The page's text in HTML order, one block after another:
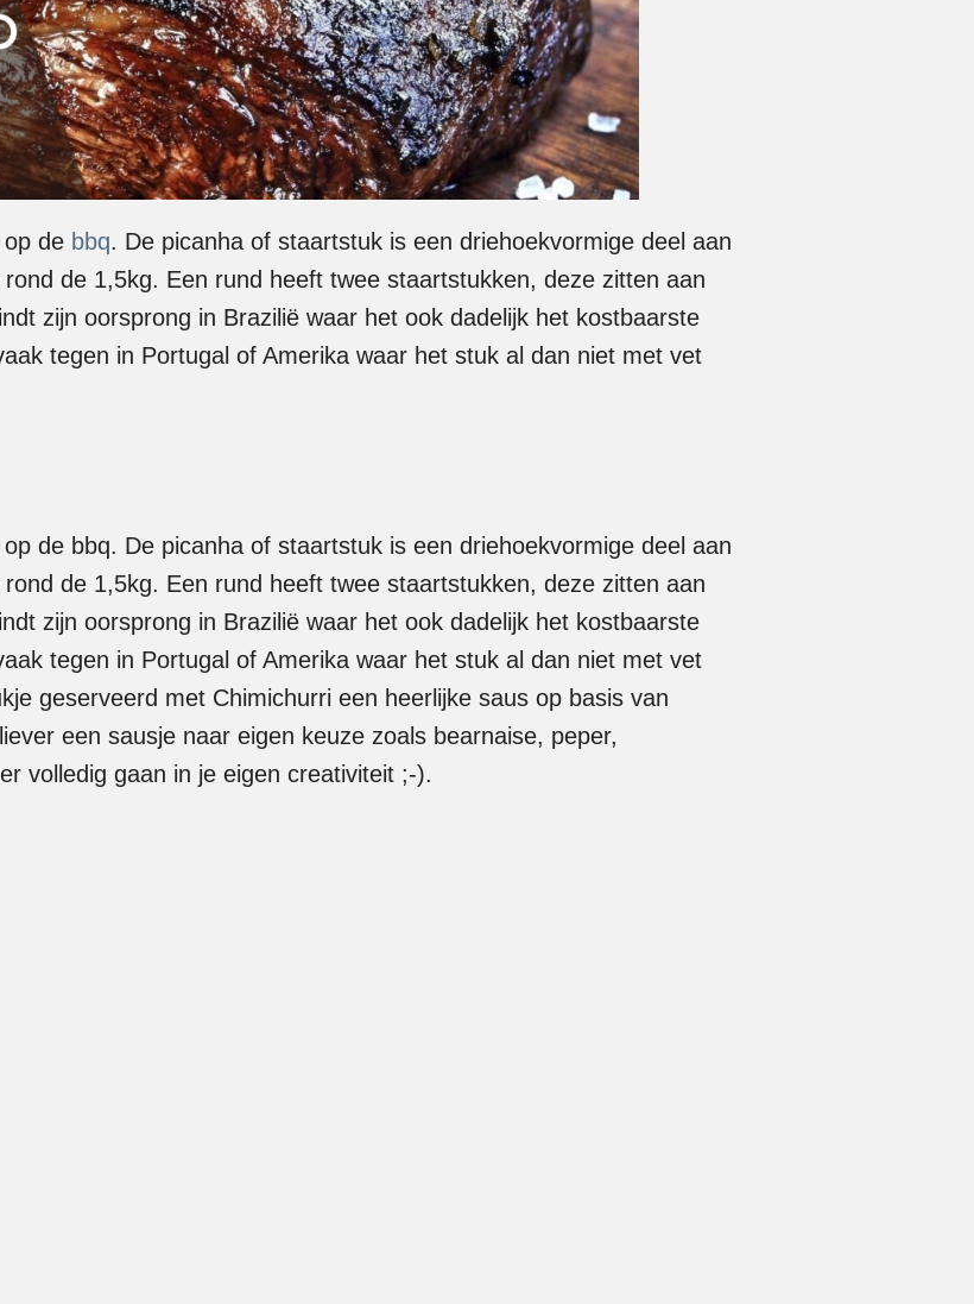
de bbq. De picanha of staartstuk is een driehoekvormige deel aan
de 1,5kg. Een rund heeft twee staartstukken, deze zitten aan
zijn oorsprong in Brazilië waar het ook dadelijk het kostbaarste
tegen in Portugal of Amerika waar het stuk al dan niet met vet
de bbq. De picanha of staartstuk is een driehoekvormige deel aan
de 1,5kg. Een rund heeft twee staartstukken, deze zitten aan
zijn oorsprong in Brazilië waar het ook dadelijk het kostbaarste
tegen in Portugal of Amerika waar het stuk al dan niet met vet
geserveerd met Chimichurri een heerlijke saus op basis van
een sausje naar eigen keuze zoals bearnaise, peper,
volledig gaan in je eigen creativiteit ;-).